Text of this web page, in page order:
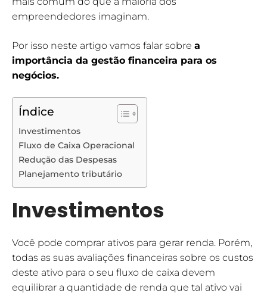
empreendedores imaginam.
Por isso neste artigo vamos falar sobre a
importância da gestão financeira para os
negócios.
Índice
Investimentos
Fluxo de Caixa Operacional
Redução das Despesas
Planejamento tributário
Investimentos
Você pode comprar ativos para gerar renda. Porém,
todas as suas avaliações financeiras sobre os custos
deste ativo para o seu fluxo de caixa devem
equilibrar a quantidade de renda que tal ativo vai